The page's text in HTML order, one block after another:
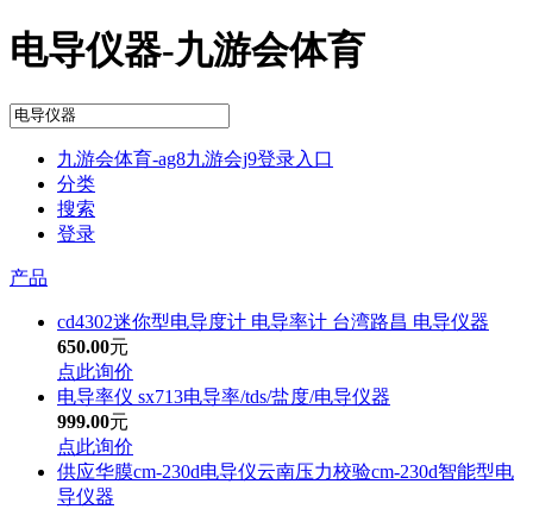
电导仪器-九游会体育
九游会体育-ag8九游会j9登录入口
分类
搜索
登录
产品
cd4302迷你型电导度计 电导率计 台湾路昌 电导仪器
650.00元
点此询价
电导率仪 sx713电导率/tds/盐度/电导仪器
999.00元
点此询价
供应华膜cm-230d电导仪云南压力校验cm-230d智能型电
导仪器